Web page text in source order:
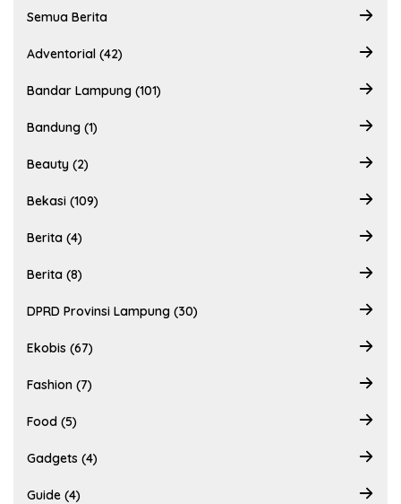
Semua Berita
Adventorial (42)
Bandar Lampung (101)
Bandung (1)
Beauty (2)
Bekasi (109)
Berita (4)
Berita (8)
DPRD Provinsi Lampung (30)
Ekobis (67)
Fashion (7)
Food (5)
Gadgets (4)
Guide (4)